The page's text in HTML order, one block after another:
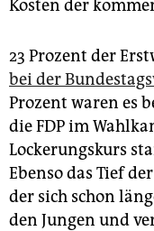
Kosten der
23 Prozent der
bei der
Prozent waren es
die FDP im
Lockerungskurs
Ebenso das Tief
der sich schon
den Jungen und